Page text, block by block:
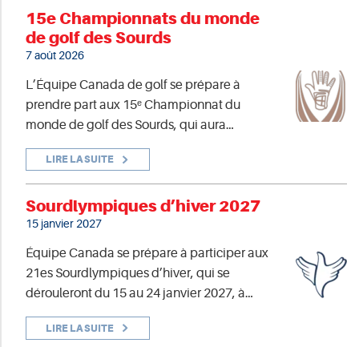
15e Championnats du monde
de golf des Sourds
7 août 2026
L’Équipe Canada de golf se prépare à
prendre part aux 15ᵉ Championnat du
monde de golf des Sourds, qui aura…
LIRE LA SUITE
Sourdlympiques d’hiver 2027
15 janvier 2027
Équipe Canada se prépare à participer aux
21es Sourdlympiques d’hiver, qui se
dérouleront du 15 au 24 janvier 2027, à…
LIRE LA SUITE